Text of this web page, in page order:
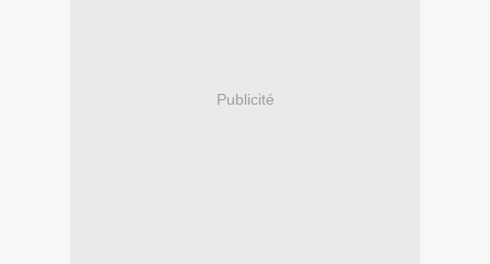
Publicité